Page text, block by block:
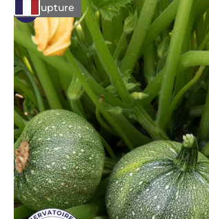
Zoomer sur l'image
En rupture